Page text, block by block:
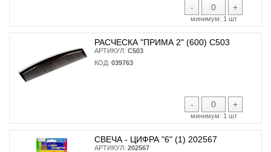
- +
минимум: 1 шт
РАСЧЕСКА "ПРИМА 2" (600) С503
АРТИКУЛ: С503
КОД: 039763
- +
минимум: 1 шт
СВЕЧА - ЦИФРА "6" (1) 202567
АРТИКУЛ: 202567